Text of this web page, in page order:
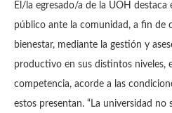
El/la egresado/a de la UOH
público ante la comunidad, a fin de
bienestar, mediante la gestión y
productivo en sus distintos niveles,
competencia, acorde a las
estos presentan. “La universidad no